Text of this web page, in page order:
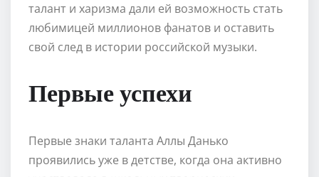
талант и харизма дали ей возможность стать
любимицей миллионов фанатов и оставить
свой след в истории российской музыки.
Первые успехи
Первые знаки таланта Аллы Данько
проявились уже в детстве, когда она активно